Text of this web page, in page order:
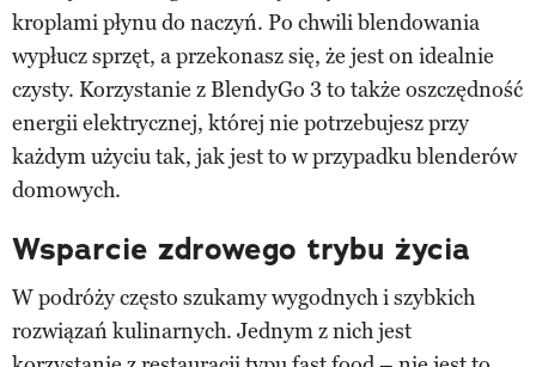
kroplami płynu do naczyń. Po chwili blendowania
wypłucz sprzęt, a przekonasz się, że jest on idealnie
czysty. Korzystanie z BlendyGo 3 to także oszczędność
energii elektrycznej, której nie potrzebujesz przy
każdym użyciu tak, jak jest to w przypadku blenderów
domowych.
Wsparcie zdrowego trybu życia
W podróży często szukamy wygodnych i szybkich
rozwiązań kulinarnych. Jednym z nich jest